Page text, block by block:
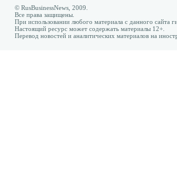
© RusBusinessNews, 2009.
Все права защищены.
При использовании любого материала с данного сайта
Настоящий ресурс может содержать материалы 12+.
Перевод новостей и аналитических материалов на